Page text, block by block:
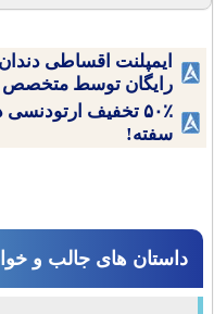
ایمپلنت اقساطی
رایگان توسط متخصص
۵۰٪ تخفیف
سفته!
داستان های جالب و